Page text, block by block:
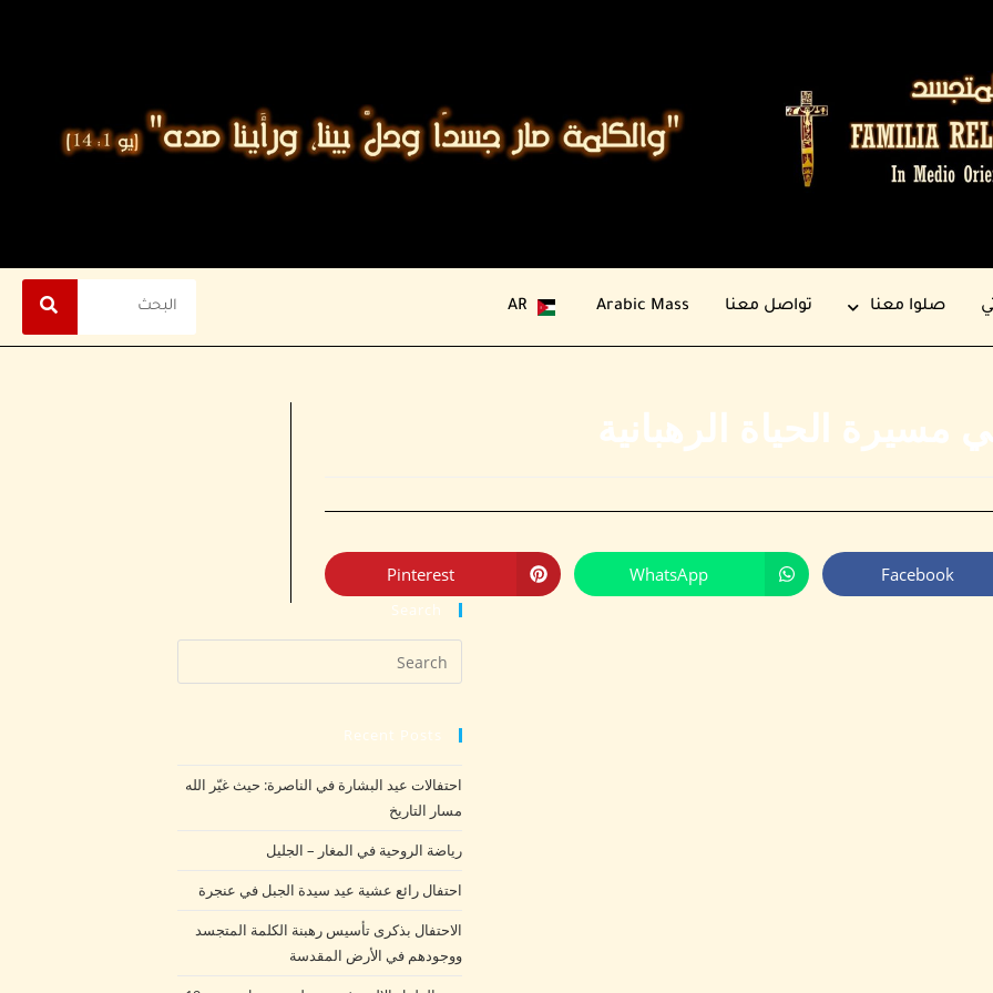
صلوا معنا تواصل معنا Arabic Mass
AR
مسيرة الحياة الرهبانية
Facebook
WhatsApp
Pinterest
Search
Recent Posts
احتفالات عيد البشارة في الناصرة: حيث غيّر الله
مسار التاريخ
رياضة الروحية في المغار – الجليل
احتفال رائع عشية عيد سيدة الجبل في عنجرة
الاحتفال بذكرى تأسيس رهبنة الكلمة المتجسد
ووجودهم في الأرض المقدسة